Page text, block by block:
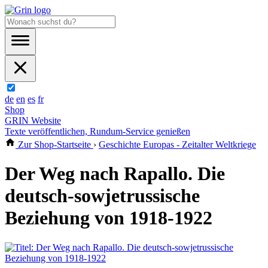
de en es fr
Shop
GRIN Website
Texte veröffentlichen, Rundum-Service genießen
Zur Shop-Startseite › Geschichte Europas - Zeitalter Weltkriege
Der Weg nach Rapallo. Die
deutsch-sowjetrussische
Beziehung von 1918-1922